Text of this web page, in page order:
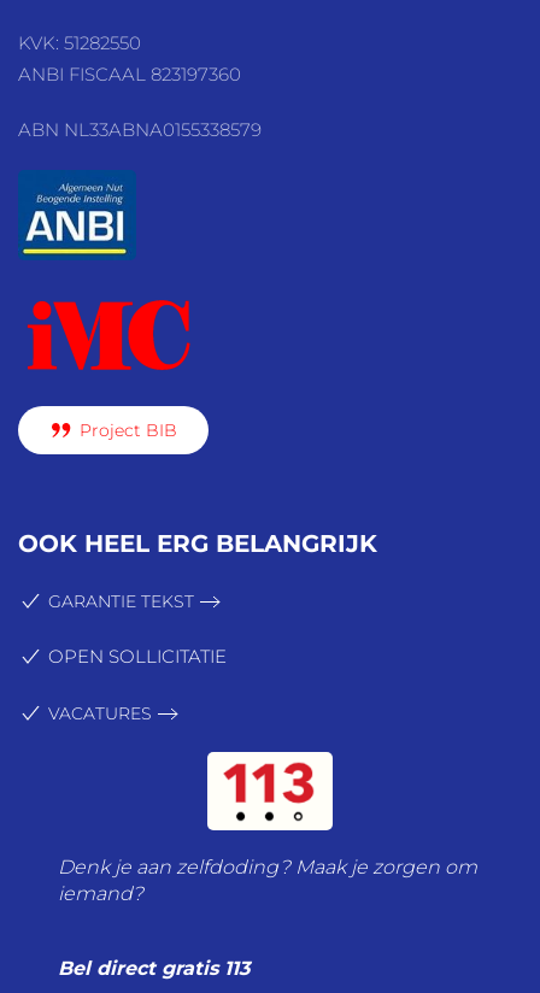
KVK: 51282550
ANBI FISCAAL 823197360
ABN NL33ABNA0155338579
Project BIB
OOK HEEL ERG BELANGRIJK
GARANTIE TEKST
OPEN SOLLICITATIE
VACATURES
Denk je aan zelfdoding? Maak je zorgen om
iemand?
Bel direct gratis 113